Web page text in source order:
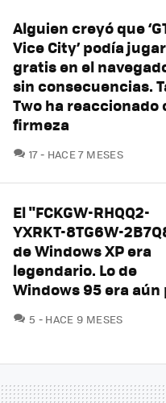
Alguien creyó que
Vice City’ podía
gratis en el
sin consecuencias.
Two ha reaccionado
firmeza
17COMENTARIOS
HACE 7 MESES
El "FCKGW-RHQQ2-
YXRKT-8TG6W-
de Windows XP era
legendario. Lo de
Windows 95 era aún
5 COMENTARIOS
HACE 9 MESES